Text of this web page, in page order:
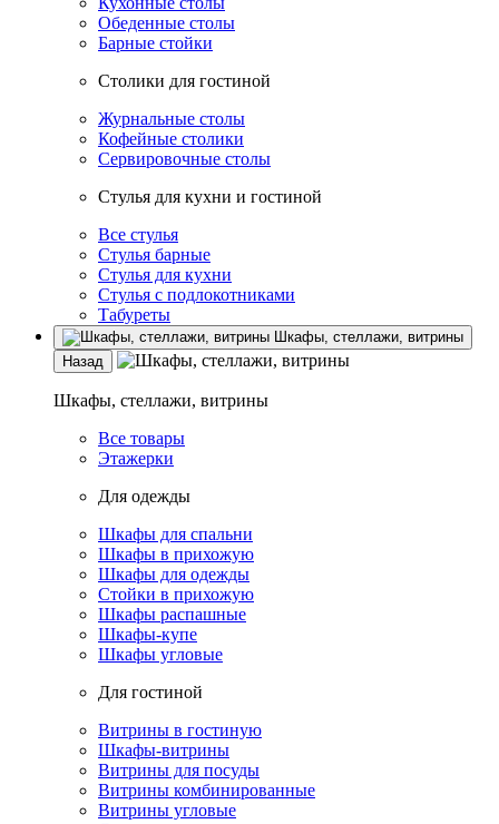
Обеденные столы
Барные стойки
Столики для гостиной
Журнальные столы
Кофейные столики
Сервировочные столы
Стулья для кухни и гостиной
Все стулья
Стулья барные
Стулья для кухни
Стулья с подлокотниками
Табуреты
Шкафы, стеллажи, витрины
Назад
Шкафы, стеллажи, витрины
Все товары
Этажерки
Для одежды
Шкафы для спальни
Шкафы в прихожую
Шкафы для одежды
Стойки в прихожую
Шкафы распашные
Шкафы-купе
Шкафы угловые
Для гостиной
Витрины в гостиную
Шкафы-витрины
Витрины для посуды
Витрины комбинированные
Витрины угловые